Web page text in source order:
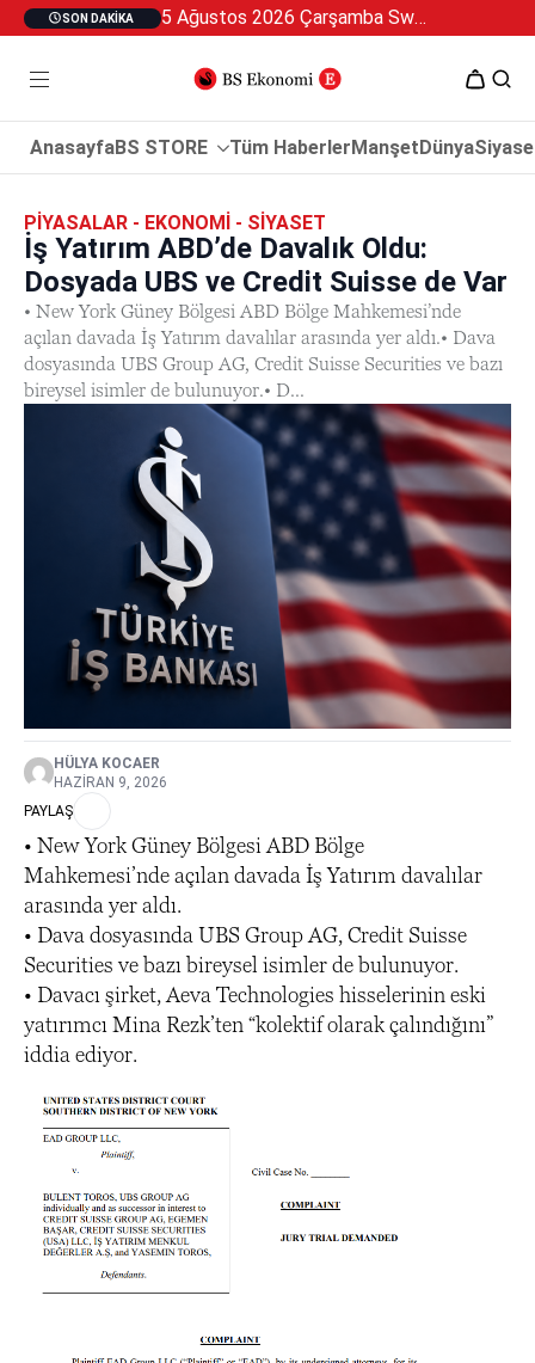
SON DAKIKA 5 Ağustos 2026 Çarşamba Swan Özel 2
AnasayfaBS STORE Tüm HaberlerManşetDünya
PIYASALAR - EKONOMI - SIYASET
İş Yatırım ABD’de Davalık Oldu:
Dosyada UBS ve Credit Suisse de Var
• New York Güney Bölgesi ABD Bölge Mahkemesi’nde
açılan davada İş Yatırım davalılar arasında yer aldı.• Dava
dosyasında UBS Group AG, Credit Suisse Securities ve bazı
bireysel isimler de bulunuyor.• D...
HÜLYA KOCAER
HAZIRAN 9, 2026
PAYLAŞ
• New York Güney Bölgesi ABD Bölge
Mahkemesi’nde açılan davada İş Yatırım davalılar
arasında yer aldı.
• Dava dosyasında UBS Group AG, Credit Suisse
Securities ve bazı bireysel isimler de bulunuyor.
• Davacı şirket, Aeva Technologies hisselerinin eski
yatırımcı Mina Rezk’ten “kolektif olarak çalındığını”
iddia ediyor.